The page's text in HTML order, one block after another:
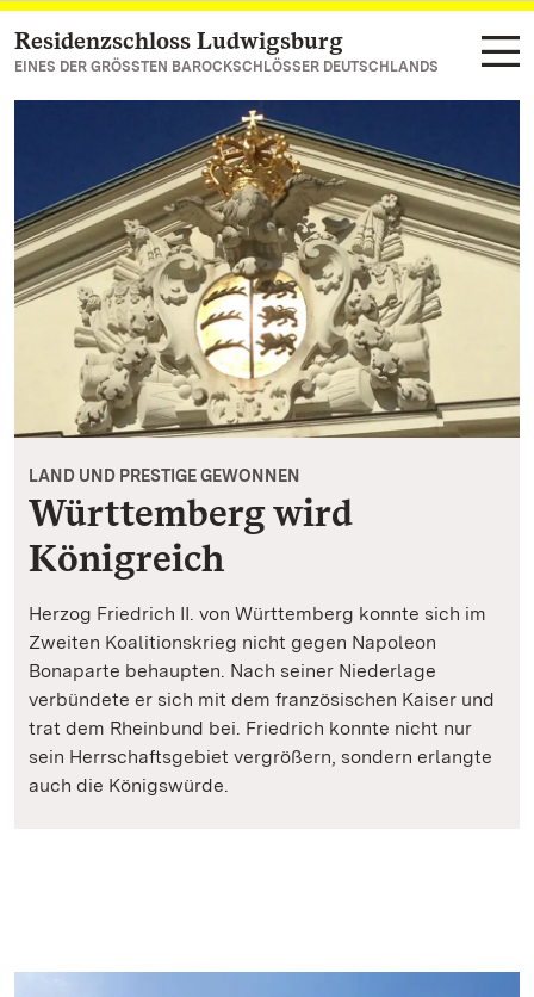
Zum Hauptinhalt springen
Residenzschloss Ludwigsburg
EINES DER GRÖSSTEN BAROCKSCHLÖSSER DEUTSCHLANDS
LAND UND PRESTIGE GEWONNEN
Württemberg wird
Königreich
Herzog Friedrich II. von Württemberg konnte sich im
Zweiten Koalitionskrieg nicht gegen Napoleon
Bonaparte behaupten. Nach seiner Niederlage
verbündete er sich mit dem französischen Kaiser und
trat dem Rheinbund bei. Friedrich konnte nicht nur
sein Herrschaftsgebiet vergrößern, sondern erlangte
auch die Königswürde.